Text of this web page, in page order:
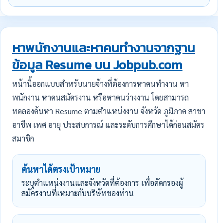
หาพนักงานและหาคนทำงานจากฐาน
ข้อมูล Resume บน Jobpub.com
หน้านี้ออกแบบสำหรับนายจ้างที่ต้องการหาคนทำงาน หา
พนักงาน หาคนสมัครงาน หรือหาคนว่างงาน โดยสามารถ
ทดลองค้นหา Resume ตามตำแหน่งงาน จังหวัด ภูมิภาค สาขา
อาชีพ เพศ อายุ ประสบการณ์ และระดับการศึกษาได้ก่อนสมัคร
สมาชิก
ค้นหาได้ตรงเป้าหมาย
ระบุตำแหน่งงานและจังหวัดที่ต้องการ เพื่อคัดกรองผู้
สมัครงานที่เหมาะกับบริษัทของท่าน